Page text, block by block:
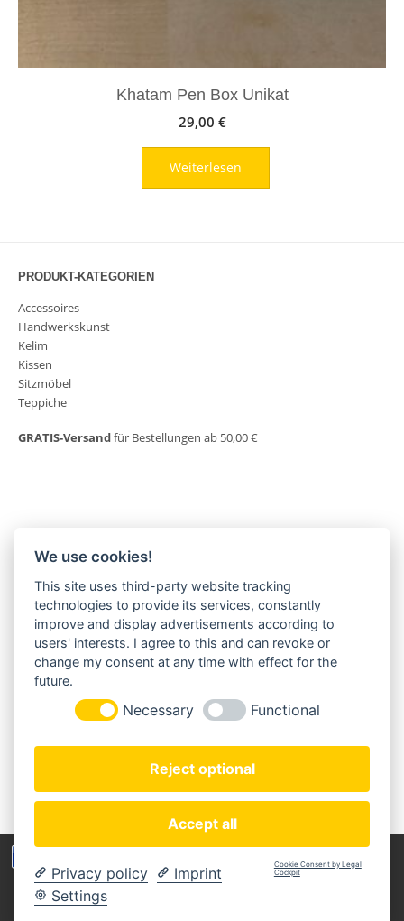
der Webseite zu verbessen. Durch Deinen Besuch
Khatam Pen Box Unikat
29,00 €
Weiterlesen
PRODUKT-KATEGORIEN
Accessoires
Handwerkskunst
Kelim
Kissen
Sitzmöbel
Teppiche
GRATIS-Versandfür Bestellungen ab 50,00 €
MORGENLAND-BAZAR
Herderstraße 2
22085 Hamburg
+49(0)40 18 033 286
info@morgenland-bazar.de
www.morgenland-bazar.de
FOLGEN SIE UNS:
MEIN KONTO
ZAHLUNGSARTEN
We use cookies!
This site uses third-party website tracking
technologies to provide its services, constantly
improve and display advertisements according to
users' interests. I agree to this and can revoke or
change my consent at any time with effect for the
future.
Necessary Functional
Reject optional
Accept all
Privacy policy
Imprint
Settings
Cookie Consent by Legal
Cockpit